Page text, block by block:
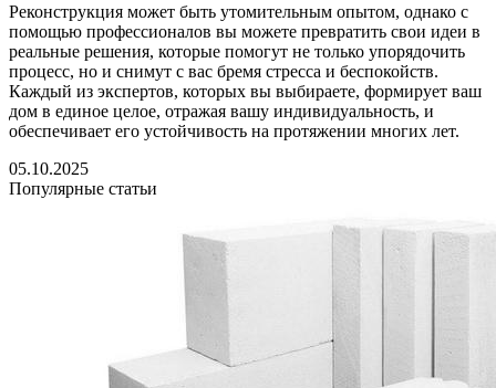
Реконструкция может быть утомительным опытом, однако с
помощью профессионалов вы можете превратить свои идеи в
реальные решения, которые помогут не только упорядочить
процесс, но и снимут с вас бремя стресса и беспокойств.
Каждый из экспертов, которых вы выбираете, формирует ваш
дом в единое целое, отражая вашу индивидуальность, и
обеспечивает его устойчивость на протяжении многих лет.
05.10.2025
Популярные статьи